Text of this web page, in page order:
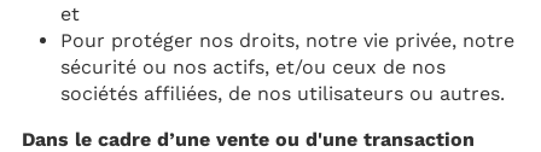
et
Pour protéger nos droits, notre vie privée, notre
sécurité ou nos actifs, et/ou ceux de nos
sociétés affiliées, de nos utilisateurs ou autres.
Dans le cadre d’une vente ou d'une transaction